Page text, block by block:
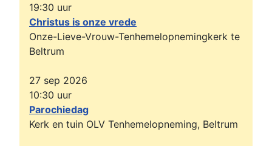
19:30 uur
Christus is onze vrede
Onze-Lieve-Vrouw-Tenhemelopnemingkerk te
Beltrum
27 sep 2026
10:30 uur
Parochiedag
Kerk en tuin OLV Tenhemelopneming, Beltrum